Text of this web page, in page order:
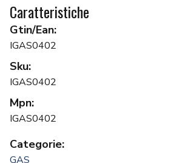
Caratteristiche
Gtin/Ean:
IGAS0402
Sku:
IGAS0402
Mpn:
IGAS0402
Categorie:
GAS